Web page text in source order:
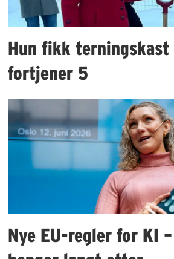
Hun fikk terningskast
fortjener 5
Nye EU-regler for KI